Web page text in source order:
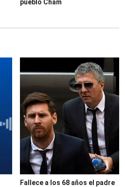
pueblo Cham
Fallece a los 68 años el padre